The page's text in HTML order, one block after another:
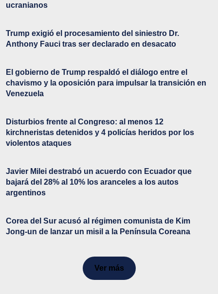
ucranianos
Trump exigió el procesamiento del siniestro Dr.
Anthony Fauci tras ser declarado en desacato
El gobierno de Trump respaldó el diálogo entre el
chavismo y la oposición para impulsar la transición en
Venezuela
Disturbios frente al Congreso: al menos 12
kirchneristas detenidos y 4 policías heridos por los
violentos ataques
Javier Milei destrabó un acuerdo con Ecuador que
bajará del 28% al 10% los aranceles a los autos
argentinos
Corea del Sur acusó al régimen comunista de Kim
Jong-un de lanzar un misil a la Península Coreana
Ver más